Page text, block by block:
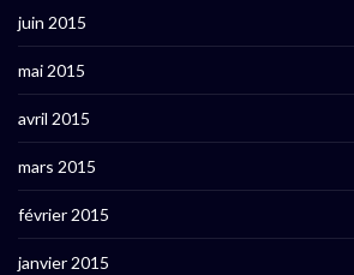
juin 2015
mai 2015
avril 2015
mars 2015
février 2015
janvier 2015